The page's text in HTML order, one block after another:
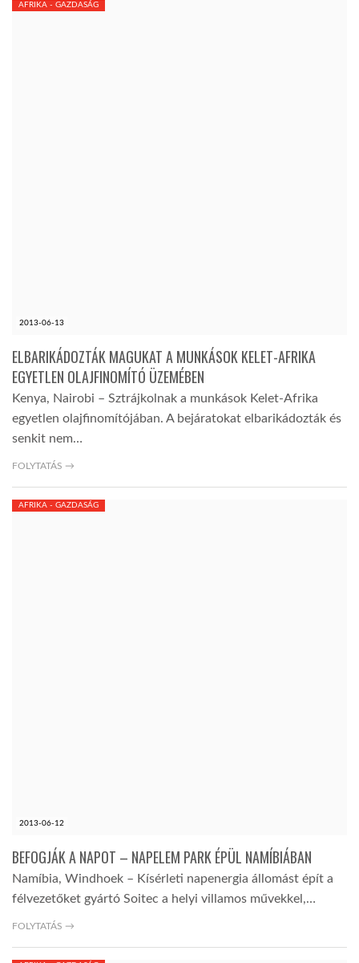
2013-06-13
AFRIKA - GAZDASÁG
ELBARIKÁDOZTÁK MAGUKAT A MUNKÁSOK KELET-AFRIKA
EGYETLEN OLAJFINOMÍTÓ ÜZEMÉBEN
Kenya, Nairobi – Sztrájkolnak a munkások Kelet-Afrika
egyetlen olajfinomítójában. A bejáratokat elbarikádozták és
senkit nem…
FOLYTATÁS →
2013-06-12
AFRIKA - GAZDASÁG
BEFOGJÁK A NAPOT – NAPELEM PARK ÉPÜL NAMÍBIÁBAN
Namíbia, Windhoek – Kísérleti napenergia állomást épít a
félvezetőket gyártó Soitec a helyi villamos művekkel,…
FOLYTATÁS →